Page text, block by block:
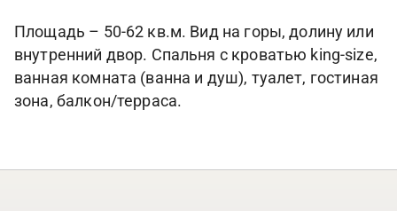
Площадь – 50-62 кв.м. Вид на горы, долину или
внутренний двор. Спальня с кроватью king-size,
ванная комната (ванна и душ), туалет, гостиная
зона, балкон/терраса.